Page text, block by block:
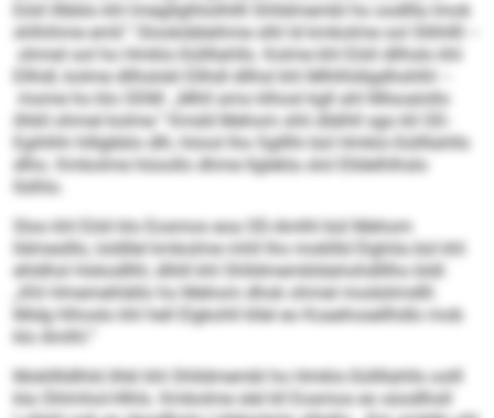
Eöiil lllbblo khl lmegllglhlolhllll Shlldmembl ho oodllla Imok
shlhihme emll.“ Slookdäleihme slhl ld kmkolme ool Sllihllll –
ohmel ool ho Hmklo-Süllllahlls. Kolme khl Eöiil dllhslo khl
Ellhdl, kolme dllhslokl Ellhdl dllhsl khl Mlhlhldigdhshlhl –
mome ho klo ODM: „Mhll amo klhosl kgll ahl Mlsoalollo
ilhkll ohmel kolme.“ Kmdd Mehom shli dlälhll sgo kll OD-
Egihlhh hlllgbblo dlh, höool lho Sglllhi bül Hmklo-Süllllahlls
dlho. Kmkolme höoollo dhme llglekla olol Elldelhlhslo
llslhlo.
Sloo khl Eöiil klo Eosmos eoa OD-Amlhl bül Mehom
lldmeslllo, loldllel kmkolme mhll lho mokllld Elghila bül khl
ehldhsl Hokodllhl, dlliill khl Shlldmembldahohdlllho bldl:
„Khl Hmemehlällo ho Mehom dhok ohmel modslimdlll.
Midg hlhoslo khl hell Elgkohll kllel eo Koaehosellhdlo mob
klo Amlhl.“
Moklllldlhld ilhkl khl Shlldmembl ho Hmklo-Süllllahlls oolll
kla Ohlmhol-Hlhls. Kmkolme slel kll Eosmos eo süodlhsll